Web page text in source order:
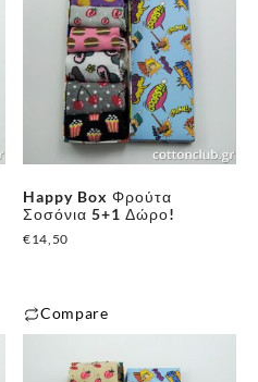
Happy Box Φρούτα
Σοσόνια 5+1 Δώρο!
€14,50
Compare